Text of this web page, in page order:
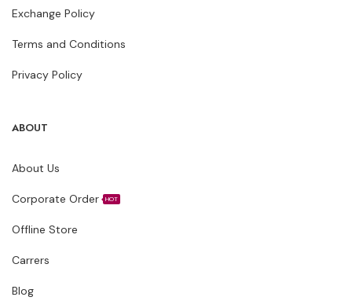
Exchange Policy
Terms and Conditions
Privacy Policy
ABOUT
About Us
Corporate Order HOT
Offline Store
Carrers
Blog